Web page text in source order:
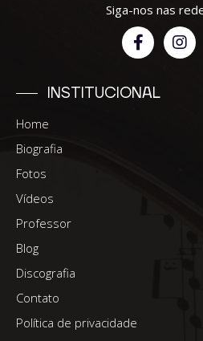
Siga-nos nas
INSTITUCIONAL
Home
Biografia
Fotos
Vídeos
Professor
Blog
Discografia
Contato
Política de privacidade